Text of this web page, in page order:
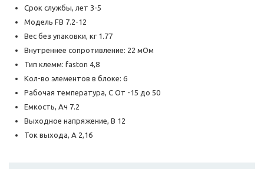
Срок службы, лет 3-5
Модель FB 7.2-12
Вес без упаковки, кг 1.77
Внутреннее сопротивление: 22 мОм
Тип клемм: faston 4,8
Кол-во элементов в блоке: 6
Рабочая температура, С От -15 до 50
Емкость, Ач 7.2
Выходное напряжение, В 12
Ток выхода, А 2,16